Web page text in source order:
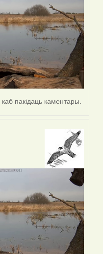
каб пакідаць каментары.